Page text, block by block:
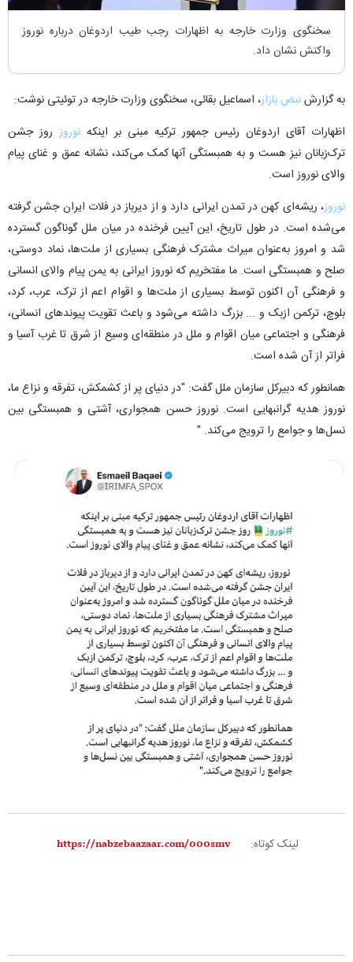
سخنگوی وزارت خارجه به اظهارات رجب طیب اردوغان درباره نوروز
واکنش نشان داد.
به گزارشنبض بازار، اسماعیل بقائی، سخنگوی وزارت خارجه در توئیتی نوشت:
اظهارات آقای اردوغان رئیس جمهور ترکیه مبنی بر اینکه نوروزروز جشن
ترک‌زبانان نیز هست و به همبستگی آنها کمک می‌کند، نشانه عمق و غنای پیام
والای نوروز است.
نوروز، ریشه‌ای کهن در تمدن ایرانی دارد و از دیرباز در فلات ایران جشن گرفته
می‌شده است. در طول تاریخ، این آیین فرخنده در میان ملل گوناگون گسترده
شد و امروز به‌عنوان میراث مشترک فرهنگی بسیاری از ملت‌ها، نماد دوستی،
صلح و همبستگی است. ما مفتخریم که نوروز ایرانی به یمن پیام والای انسانی
و فرهنگی آن اکنون توسط بسیاری از ملت‌ها و اقوام اعم از ترک، عرب، کرد،
بلوچ، ترکمن ازبک و ... بزرگ داشته می‌شود و باعث تقویت پیوند‌های انسانی،
فرهنگی و اجتماعی میان اقوام و ملل در منطقه‌ای وسیع از شرق تا غرب آسیا و
فراتر از آن شده است.
همانطور که دبیرکل سازمان ملل گفت: "در دنیای پر از کشمکش، تفرقه و نزاع ما،
نوروز هدیه گرانبهایی است. نوروز حسن همجواری، آشتی و همبستگی بین
نسل‌ها و جوامع را ترویج می‌کند. "
لینک کوتاه: